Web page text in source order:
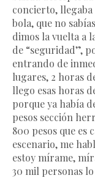
concierto, llegaba
bola, que no
dimos la vuelta a
de “seguridad”,
entrando de
lugares, 2 horas
llego esas horas
porque ya había
pesos sección
800 pesos que es
escenario, me
estoy mírame,
30 mil personas